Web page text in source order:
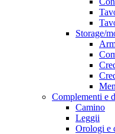
Storage/
Complementi e
Camino
Leggii
Orologi e